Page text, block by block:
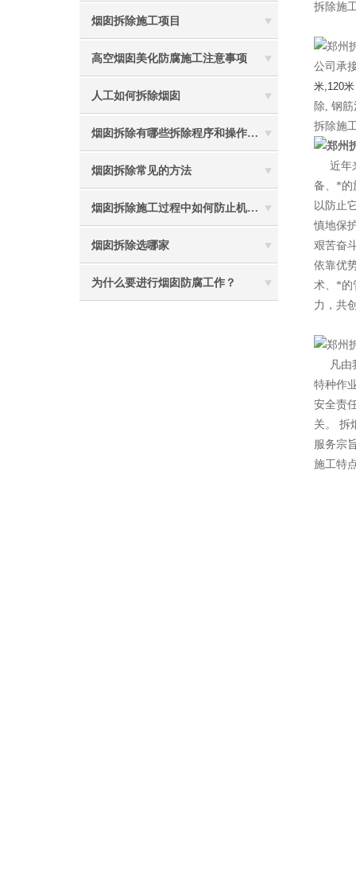
烟囱拆除施工项目
高空烟囱美化防腐施工注意事项
人工如何拆除烟囱
烟囱拆除有哪些拆除程序和操作规定
烟囱拆除常见的方法
烟囱拆除施工过程中如何防止机械伤害
烟囱拆除选哪家
为什么要进行烟囱防腐工作？
拆除施
公司承
米,120
除, 钢
拆除施
近年
备、*的
以防止
慎地保
艰苦奋
依靠优
术、*的
力，共
凡由
特种作
安全责
关。 拆
服务宗
施工特